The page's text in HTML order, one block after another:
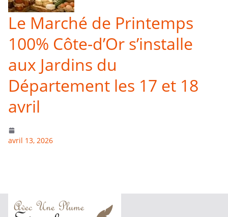
Le Marché de Printemps
100% Côte-d’Or s’installe
aux Jardins du
Département les 17 et 18
avril
avril 13, 2026